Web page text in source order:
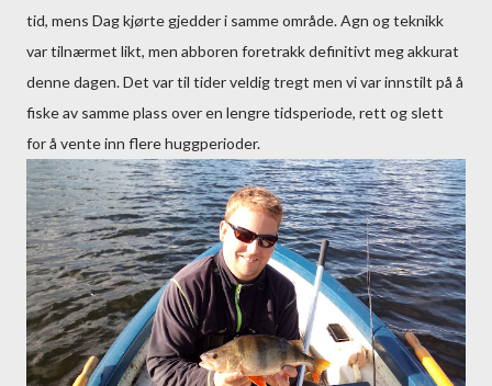
tid, mens Dag kjørte gjedder i samme område. Agn og teknikk
var tilnærmet likt, men abboren foretrakk definitivt meg akkurat
denne dagen. Det var til tider veldig tregt men vi var innstilt på å
fiske av samme plass over en lengre tidsperiode, rett og slett
for å vente inn flere huggperioder.